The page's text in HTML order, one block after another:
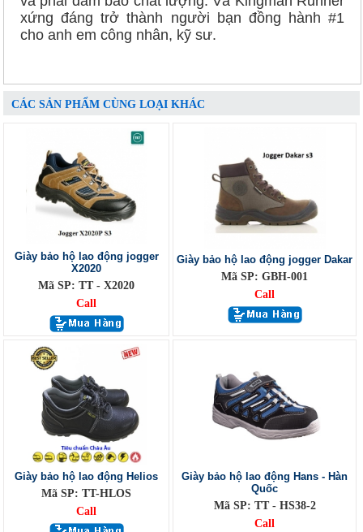
xứng đáng trở thành người bạn đồng hành #1
cho anh em công nhân, kỹ sư.
CÁC SẢN PHẨM CÙNG LOẠI KHÁC
Giày bảo hộ lao động jogger
X2020
Mã SP: TT - X2020
Call
Giày bảo hộ lao động jogger Dakar
Mã SP: GBH-001
Call
Giày bảo hộ lao động Helios
Mã SP: TT-HLOS
Call
Giày bảo hộ lao động Hans - Hàn
Quốc
Mã SP: TT - HS38-2
Call